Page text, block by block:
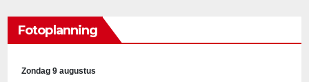
Fotoplanning
Zondag 9 augustus